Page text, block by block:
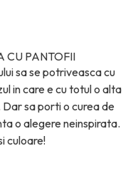
CU PANTOFII
sa se potriveasca cu
in care e cu totul o alta
sa porti o curea de
o alegere neinspirata.
culoare!